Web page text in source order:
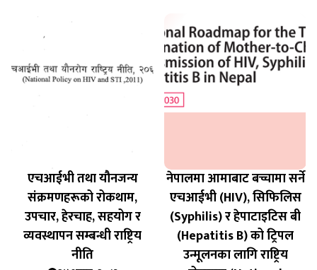
एचआईभी तथा यौनजन्य
संक्रमणहरूको रोकथाम,
उपचार, हेरचाह, सहयोग र
व्यवस्थापन सम्बन्धी राष्ट्रिय
नीति
नेपालमा आमाबाट बच्चामा सर्ने
एचआईभी (HIV), सिफिलिस
(Syphilis) र हेपाटाइटिस बी
(Hepatitis B) को ट्रिपल
उन्मूलनका लागि राष्ट्रिय